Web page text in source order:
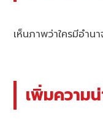
เห็นภาพว่าใครมีอำน
เพิ่มความ